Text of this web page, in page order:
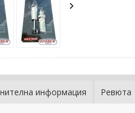
информация Ревюта